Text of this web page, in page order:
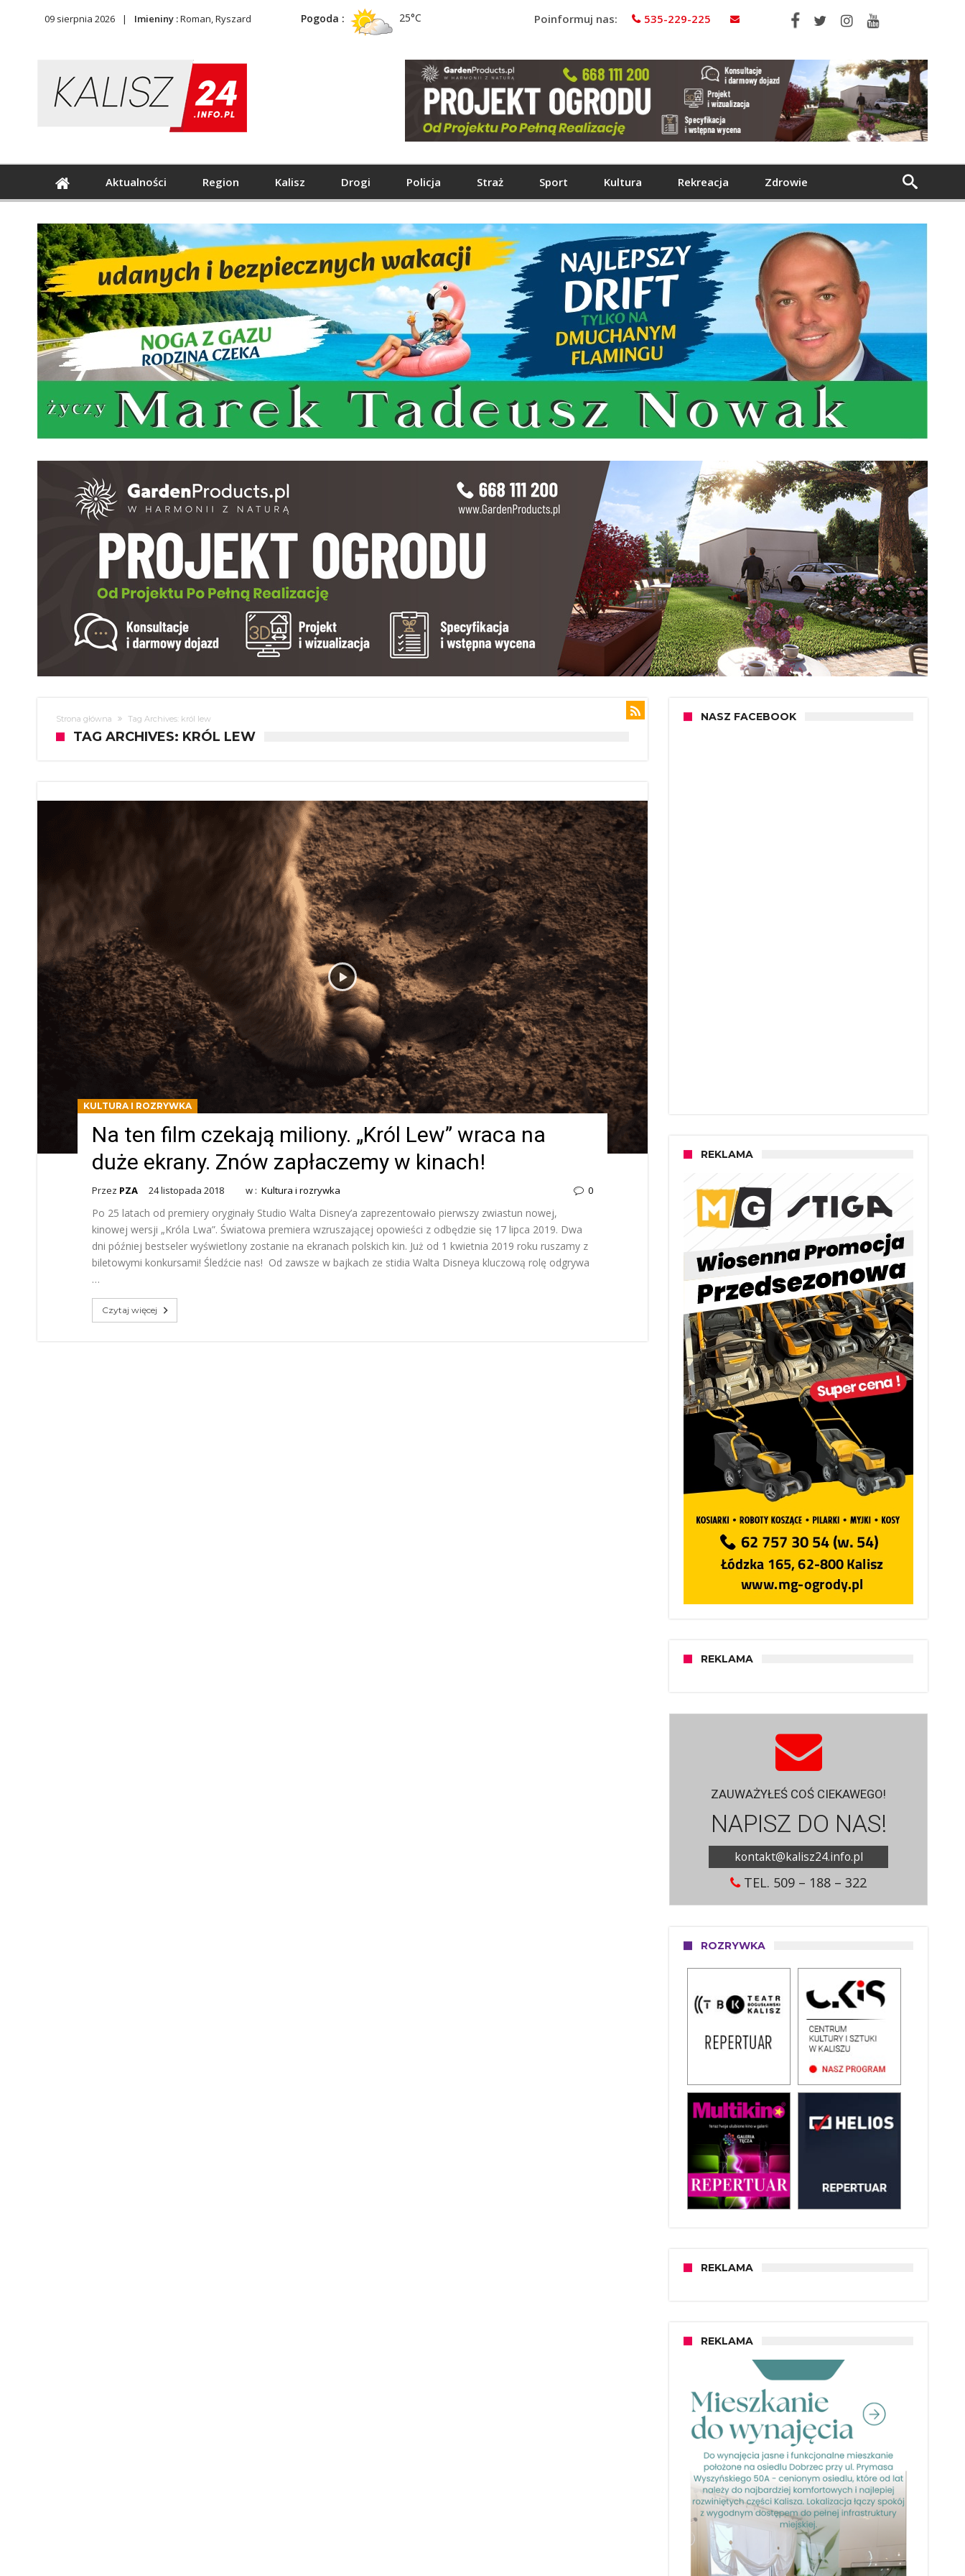
09 sierpnia 2026 Imieniny :Roman, Ryszard Pogoda : 25°C Poinformuj nas: 535-229-225
Aktualności Region Kalisz Drogi Policja Straż Sport Kultura Rekreacja Zdrowie
Strona główna Tag Archives: król lew
TAG ARCHIVES: KRÓL LEW
KULTURA I ROZRYWKA
Na ten film czekają miliony. „Król Lew” wraca na
duże ekrany. Znów zapłaczemy w kinach!
Przez PZA 24 listopada 2018 w : Kultura i rozrywka 0
Po 25 latach od premiery oryginały Studio Walta Disney’a zaprezentowało pierwszy zwiastun nowej,
kinowej wersji „Króla Lwa”. Światowa premiera wzruszającej opowieści z odbędzie się 17 lipca 2019. Dwa
dni później bestseler wyświetlony zostanie na ekranach polskich kin. Już od 1 kwietnia 2019 roku ruszamy z
biletowymi konkursami! Śledźcie nas! Od zawsze w bajkach ze stidia Walta Disneya kluczową rolę odgrywa
…
Czytaj więcej
NASZ FACEBOOK
REKLAMA
REKLAMA
ZAUWAŻYŁEŚ COŚ CIEKAWEGO!
NAPISZ DO NAS!
kontakt@kalisz24.info.pl
TEL. 509 – 188 – 322
ROZRYWKA
REKLAMA
REKLAMA